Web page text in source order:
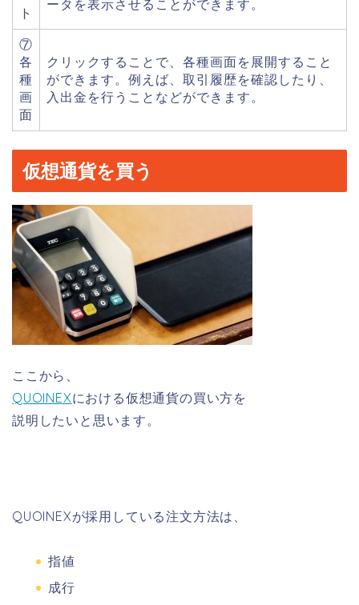
ト
ータを表示させることができます。
⑦
各
種
画
面
クリックすることで、各種画面を展開すること
ができます。例えば、取引履歴を確認したり、
入出金を行うことなどができます。
仮想通貨を買う
ここから、
QUOINEXにおける仮想通貨の買い方を
説明したいと思います。
QUOINEXが採用している注文方法は、
指値
成行